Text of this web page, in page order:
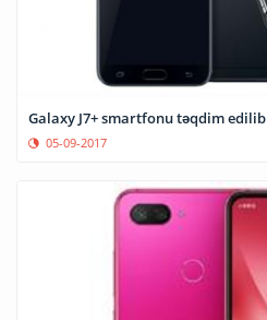
Galaxy J7+ smartfonu təqdim edilib
05-09-2017